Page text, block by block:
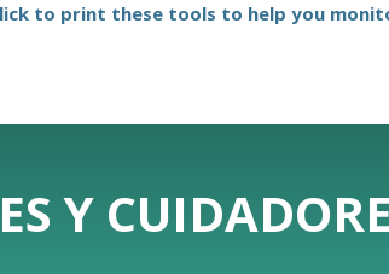
to print these tools to help you
Y